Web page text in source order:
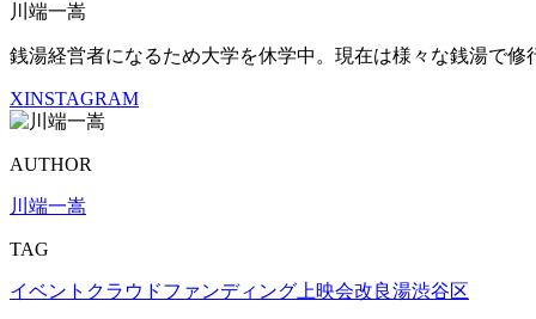
川端一嵩
銭湯経営者になるため大学を休学中。現在は様々な銭湯で
XINSTAGRAM
AUTHOR
川端一嵩
TAG
イベント クラウドファンディング 上映会改良湯渋谷区